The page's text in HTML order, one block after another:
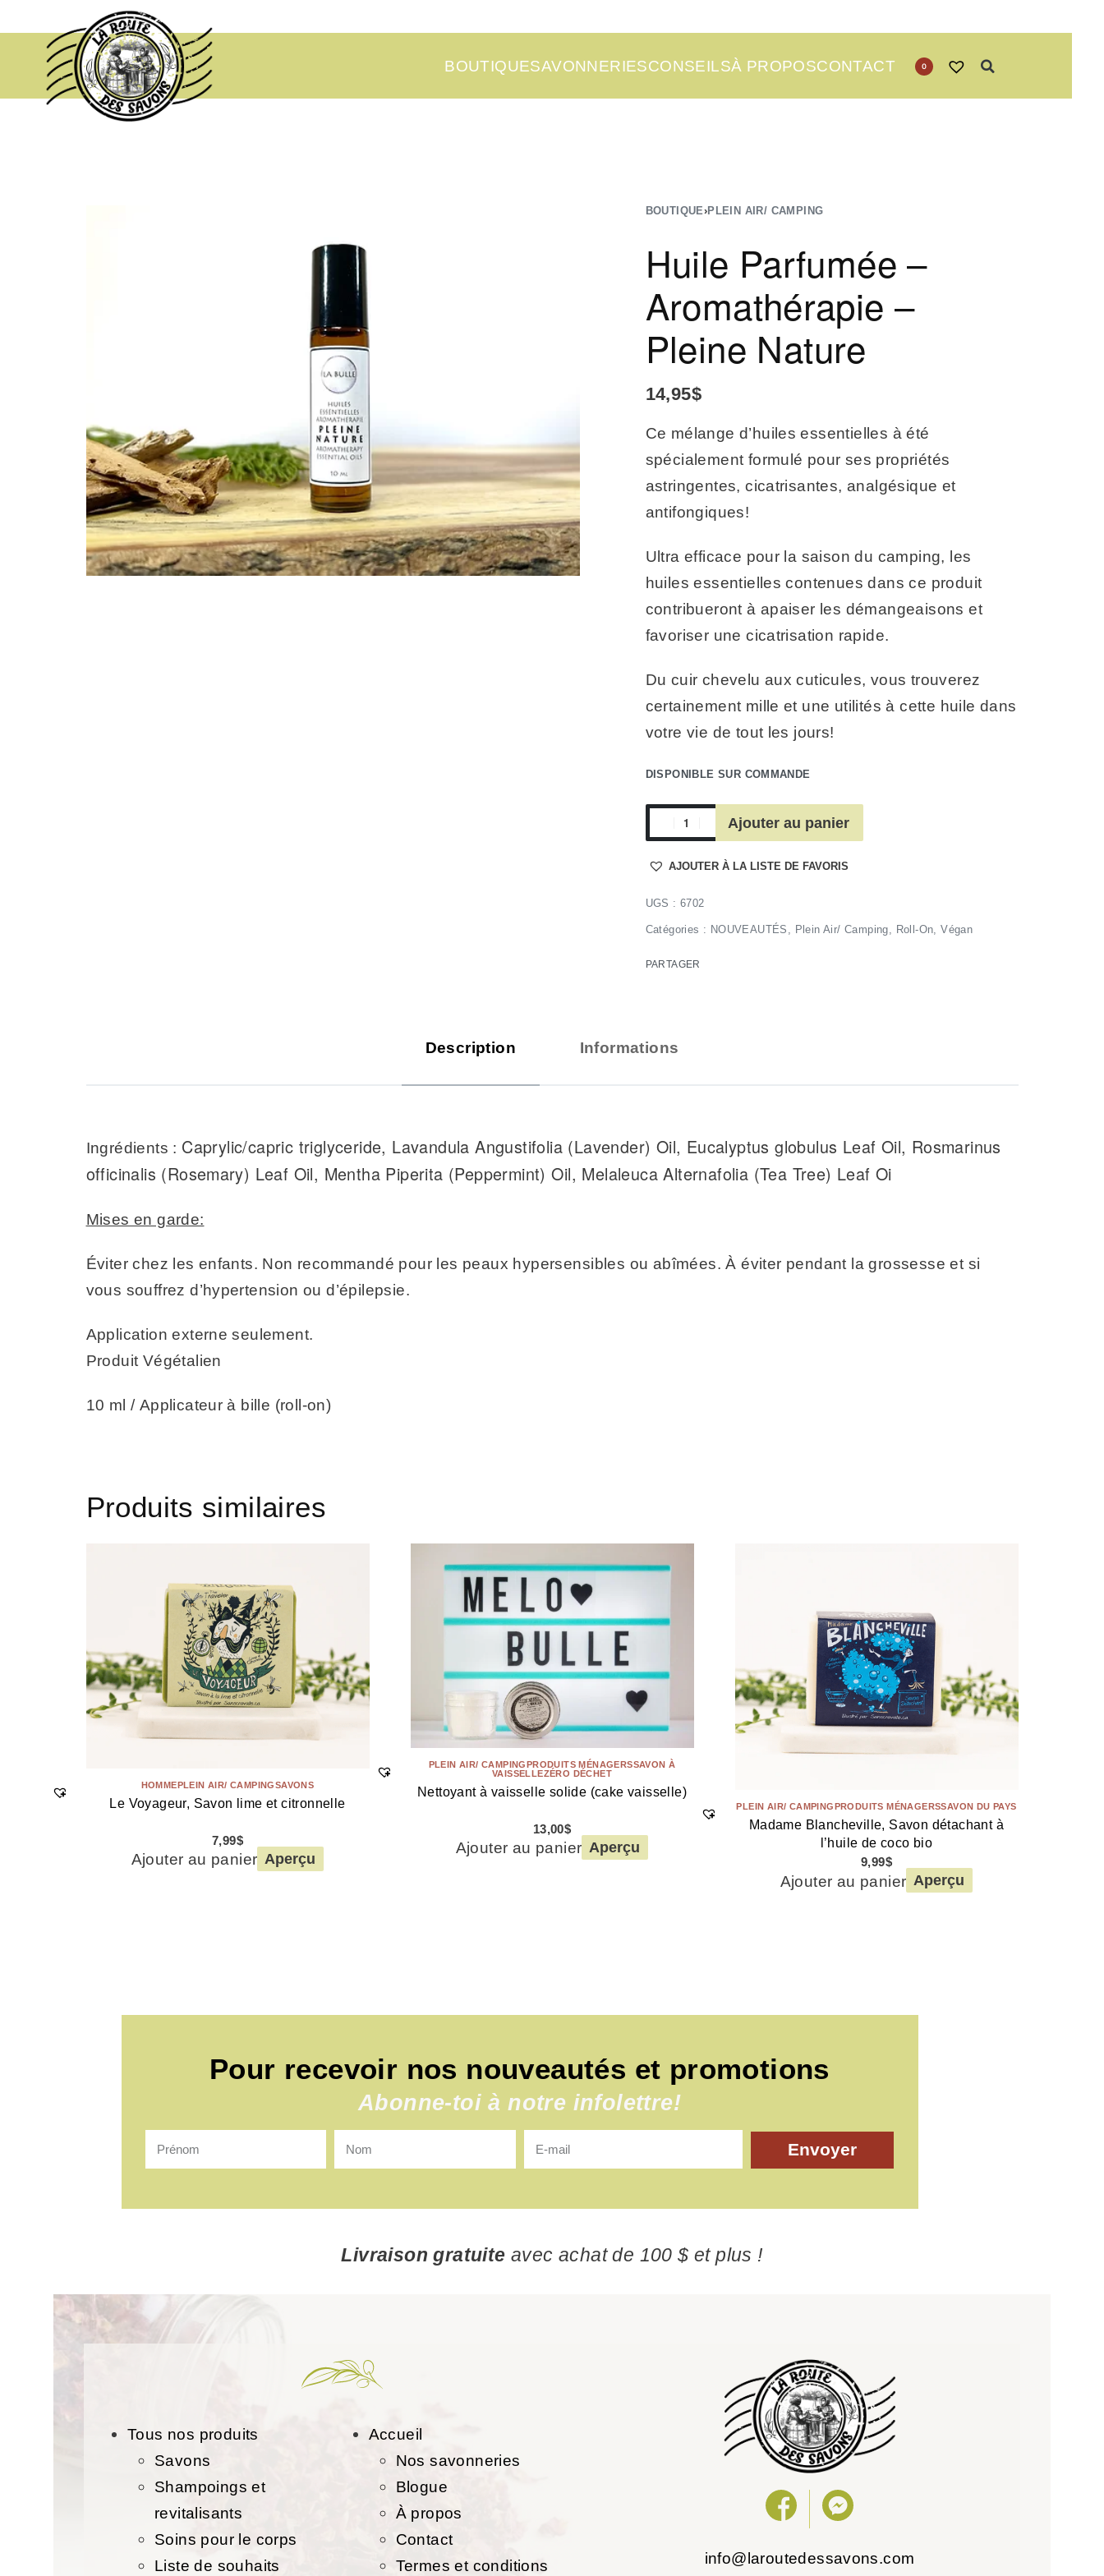
BOUTIQUESAVONNERIESCONSEILSÀ PROPOSCONTACT 0
BOUTIQUE›PLEIN AIR/ CAMPING
Huile Parfumée –
Aromathérapie –
Pleine Nature
14,95$
Ce mélange d’huiles essentielles à été
spécialement formulé pour ses propriétés
astringentes, cicatrisantes, analgésique et
antifongiques!
Ultra efficace pour la saison du camping, les
huiles essentielles contenues dans ce produit
contribueront à apaiser les démangeaisons et
favoriser une cicatrisation rapide.
Du cuir chevelu aux cuticules, vous trouverez
certainement mille et une utilités à cette huile dans
votre vie de tout les jours!
DISPONIBLE SUR COMMANDE
Ajouter au panier
AJOUTER À LA LISTE DE FAVORIS
6702
Catégories : NOUVEAUTÉS , Plein Air/ Camping, Roll-On,Végan
PARTAGER
Description Informations
Ingrédients : Caprylic/capric triglyceride, Lavandula Angustifolia (Lavender) Oil, Eucalyptus globulus Leaf Oil, Rosmarinus
officinalis (Rosemary) Leaf Oil, Mentha Piperita (Peppermint) Oil, Melaleuca Alternafolia (Tea Tree) Leaf Oi
Mises en garde:
Éviter chez les enfants. Non recommandé pour les peaux hypersensibles ou abîmées. À éviter pendant la grossesse et si
vous souffrez d’hypertension ou d’épilepsie.
Application externe seulement.
Produit Végétalien
10 ml / Applicateur à bille (roll-on)
Produits similaires
HOMMEPLEIN AIR/ CAMPINGSAVONS
Le Voyageur, Savon lime et citronnelle
7,99$
Ajouter au panier Aperçu
PLEIN AIR/ CAMPINGPRODUITS MÉNAGERSSAVON À
VAISSELLEZÉRO DÉCHET
Nettoyant à vaisselle solide (cake vaisselle)
13,00$
Ajouter au panier Aperçu
PLEIN AIR/ CAMPING PRODUITS MÉNAGERSSAVON DU PAYS
Madame Blancheville, Savon détachant à
l’huile de coco bio
9,99$
Ajouter au panier Aperçu
Pour recevoir nos nouveautés et promotions
Abonne-toi à notre infolettre!
Envoyer
Livraison gratuite avec achat de 100 $ et plus !
Tous nos produits
Savons
Shampoings et
revitalisants
Soins pour le corps
Liste de souhaits
Accueil
Nos savonneries
Blogue
À propos
Contact
Termes et conditions
info@laroutedessavons.com